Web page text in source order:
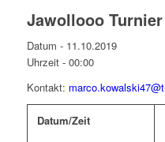
Jawollooo Turnier
Datum - 11.10.2019
Uhrzeit - 00:00
Kontakt:
Datum/Zeit